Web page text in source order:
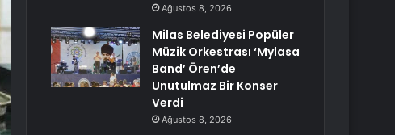
Ağustos 8, 2026
Milas Belediyesi Popüler
Müzik Orkestrası ‘Mylasa
Band’ Ören’de
Unutulmaz Bir Konser
Verdi
Ağustos 8, 2026